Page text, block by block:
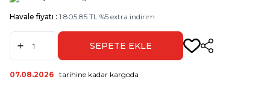
Havale fiyatı : 1.805,85 TL %5 extra indirim
SEPETE EKLE Paylaş
07.08.2026 tarihine kadar kargoda